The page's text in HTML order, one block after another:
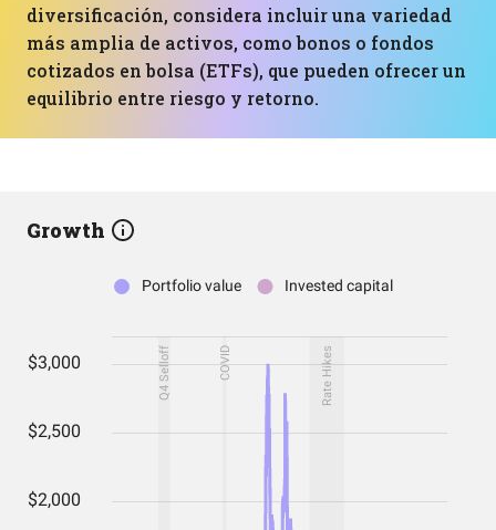
diversificación, considera incluir una variedad
más amplia de activos, como bonos o fondos
cotizados en bolsa (ETFs), que pueden ofrecer un
equilibrio entre riesgo y retorno.
Growth